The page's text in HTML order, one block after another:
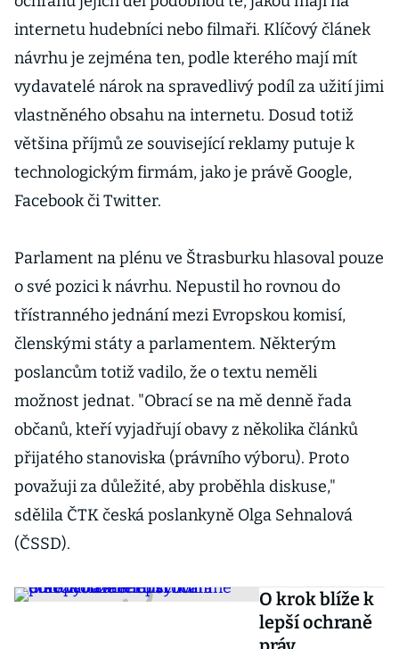
na
europoslance
internetu hudebníci nebo filmaři. Klíčový článek
návrhu je zejména ten, podle kterého mají mít
vydavatelé nárok na spravedlivý podíl za užití jimi
vlastněného obsahu na internetu. Dosud totiž
většina příjmů ze související reklamy putuje k
technologickým firmám, jako je právě Google,
Facebook či Twitter.
Parlament na plénu ve Štrasburku hlasoval pouze
o své pozici k návrhu. Nepustil ho rovnou do
třístranného jednání mezi Evropskou komisí,
členskými státy a parlamentem. Některým
poslancům totiž vadilo, že o textu neměli
možnost jednat. "Obrací se na mě denně řada
občanů, kteří vyjadřují obavy z několika článků
přijatého stanoviska (právního výboru). Proto
považuji za důležité, aby proběhla diskuse,"
sdělila ČTK česká poslankyně Olga Sehnalová
(ČSSD).
O krok blíže k
lepší ochraně